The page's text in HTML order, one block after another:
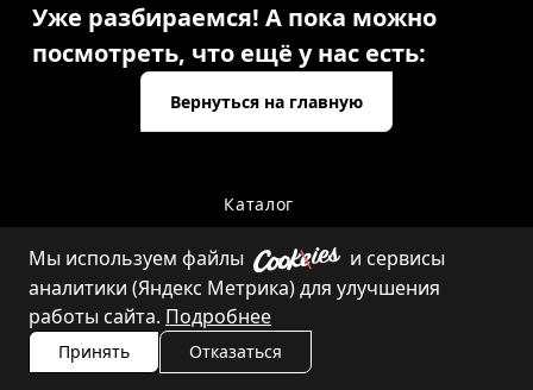
Уже разбираемся! А пока можно
посмотреть, что ещё у нас есть:
Вернуться на главную
Каталог
Контакты
Мы используем файлы
и сервисы
аналитики (Яндекс Метрика) для улучшения
работы сайта. Подробнее
Принять Отказаться